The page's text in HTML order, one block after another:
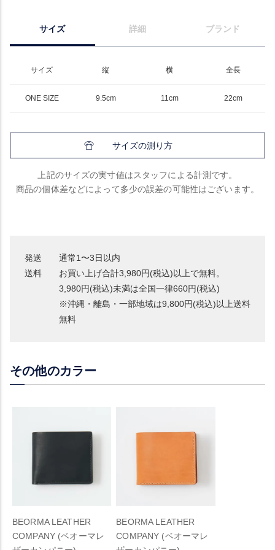
サイズ 詳細 ブランド
サイズ 縦 横 全長
ONE SIZE 9.5cm 11cm 22cm
サイズの測り方
上記のサイズの実寸値はスタッフによる計測です。
商品の個体差などによって多少の誤差の可能性はございます。
発送
通常1〜3日以内
送料
お買い上げ合計3,980円(税込)以上で無料。
3,980円(税込)未満は全国一律660円(税込)
※沖縄・離島・一部地域は9,800円(税込)以上送料
無料
その他のカラー
BEORMA LEATHER
COMPANY (ベオーマレ
BEORMA LEATHER
COMPANY (ベオーマレ